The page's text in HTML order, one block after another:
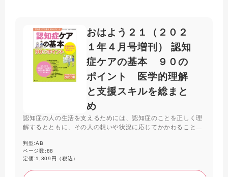
おはよう２１（２０２
１年４月号増刊） 認知
症ケアの基本 ９０の
ポイント 医学的理解
と支援スキルを総まと
め
認知症の人の生活を支えるためには、認知症のことを正しく理
解するとともに、その人の想いや状況に応じてかかわることが
ケーション、アセスメント、環境整備、看取りケア、チームケ
アなど幅広い視点から整理します。
判型:AB
ページ数:88
定価:1,309円（税込）